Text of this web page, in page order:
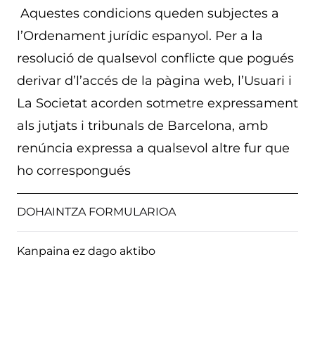
Aquestes condicions queden subjectes a
l’Ordenament jurídic espanyol. Per a la
resolució de qualsevol conflicte que pogués
derivar d’l’accés de la pàgina web, l’Usuari i
La Societat acorden sotmetre expressament
als jutjats i tribunals de Barcelona, ​​amb
renúncia expressa a qualsevol altre fur que
ho correspongués
DOHAINTZA FORMULARIOA
Kanpaina ez dago aktibo